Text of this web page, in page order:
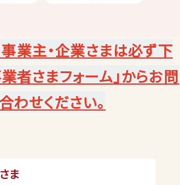
事業主・企業さまは必ず下
者さまフォーム」からお問
わせください。
ま